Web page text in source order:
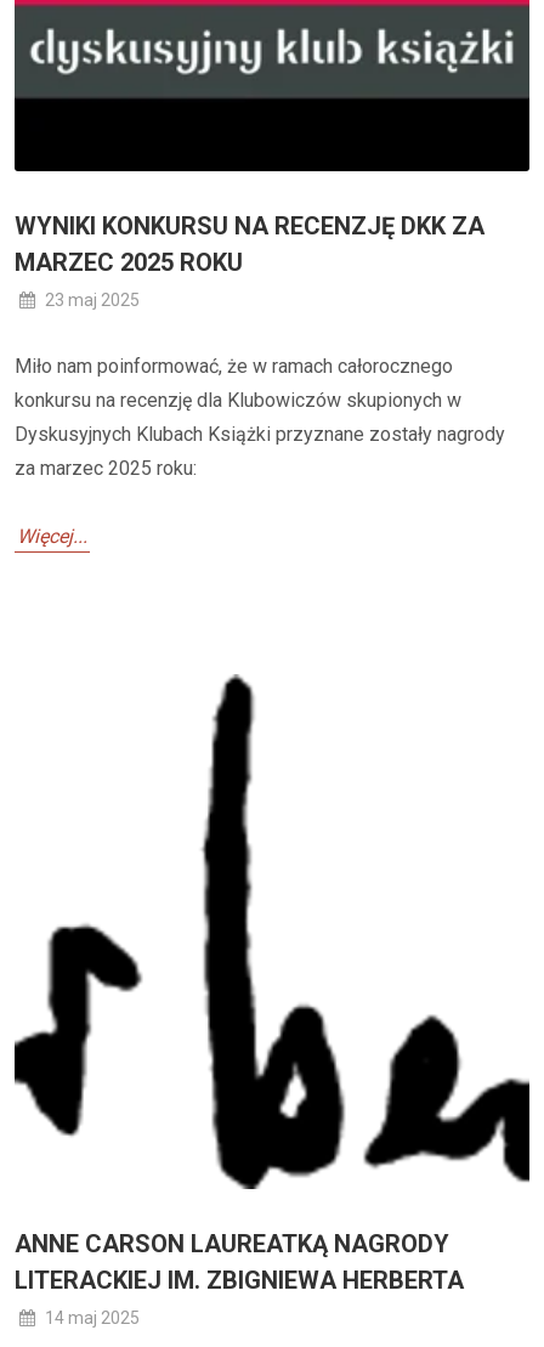
WYNIKI KONKURSU NA RECENZJĘ DKK ZA
MARZEC 2025 ROKU
23 maj 2025
Miło nam poinformować, że w ramach całorocznego
konkursu na recenzję dla Klubowiczów skupionych w
Dyskusyjnych Klubach Książki przyznane zostały nagrody
za marzec 2025 roku:
Więcej...
ANNE CARSON LAUREATKĄ NAGRODY
LITERACKIEJ IM. ZBIGNIEWA HERBERTA
14 maj 2025